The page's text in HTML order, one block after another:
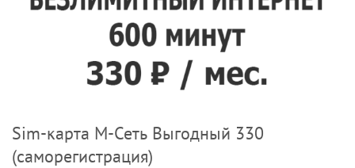
Sim-карта М-Сеть Выгодный 330
(саморегистрация)